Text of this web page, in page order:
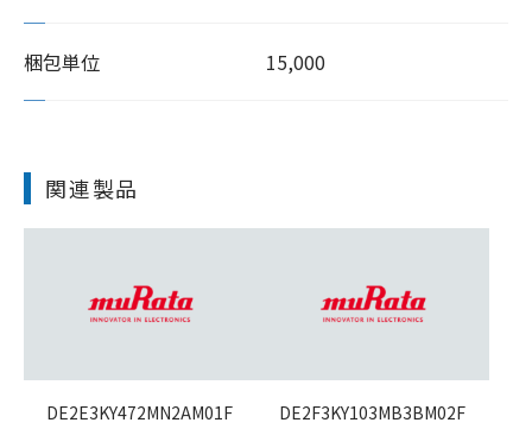
梱包単位 15,000
関連製品
DE2E3KY472MN2AM01F
DE2F3KY103MB3BM02F